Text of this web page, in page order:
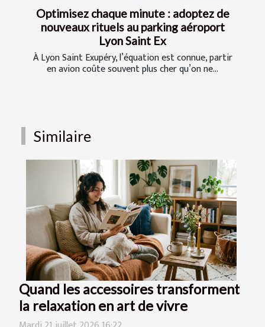
Optimisez chaque minute : adoptez de
nouveaux rituels au parking aéroport
Lyon Saint Ex
À Lyon Saint Exupéry, l’équation est connue, partir
en avion coûte souvent plus cher qu’on ne...
Similaire
Quand les accessoires transforment
la relaxation en art de vivre